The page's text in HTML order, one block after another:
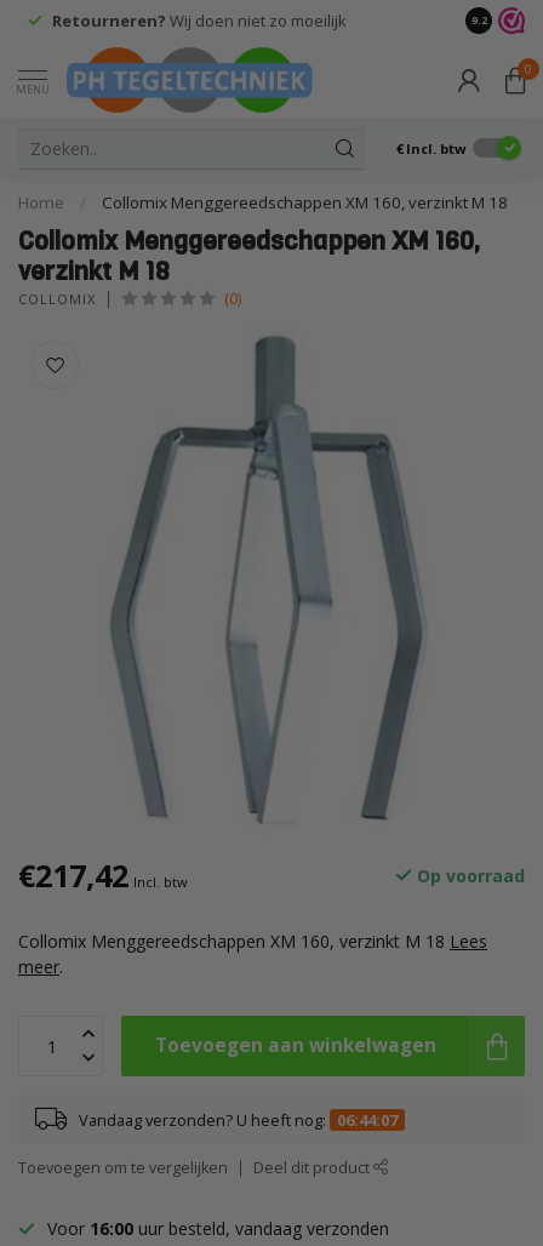
Retourneren? Wij doen niet zo moeilijk 9.2
MENU
0
€ Incl. btw
Home / Collomix Menggereedschappen XM 160, verzinkt M 18
Collomix Menggereedschappen XM 160,
verzinkt M 18
COLLOMIX (0)
€217,42 Incl. btw Op voorraad
Collomix Menggereedschappen XM 160, verzinkt M 18 Lees
meer.
Toevoegen aan winkelwagen
Vandaag verzonden? U heeft nog: 06:44:06
Toevoegen om te vergelijken Deel dit product
Voor 16:00 uur besteld, vandaag verzonden